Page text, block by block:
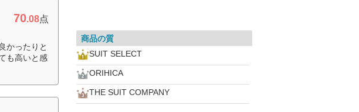
70.08点
かったりと
も高いと感
商品の質
SUIT SELECT
ORIHICA
THE SUIT COMPANY